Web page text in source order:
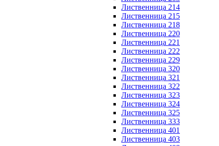
Лиственница 214
Лиственница 215
Лиственница 218
Лиственница 220
Лиственница 221
Лиственница 222
Лиственница 229
Лиственница 320
Лиственница 321
Лиственница 322
Лиственница 323
Лиственница 324
Лиственница 325
Лиственница 333
Лиственница 401
Лиственница 403